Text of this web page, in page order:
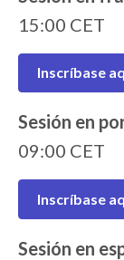
15:00 CET
Inscríbase
Sesión en
09:00 CET
Inscríbase
Sesión en